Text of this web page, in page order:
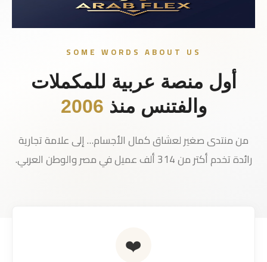
SOME WORDS ABOUT US
أول منصة عربية للمكملات
والفتنس منذ 2006
من منتدى صغير لعشاق كمال الأجسام… إلى علامة تجارية
رائدة تخدم أكتر من 314 ألف عميل في مصر والوطن العربي.
❤️